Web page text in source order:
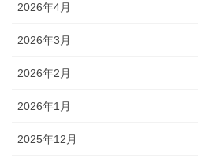
2026年4月
2026年3月
2026年2月
2026年1月
2025年12月